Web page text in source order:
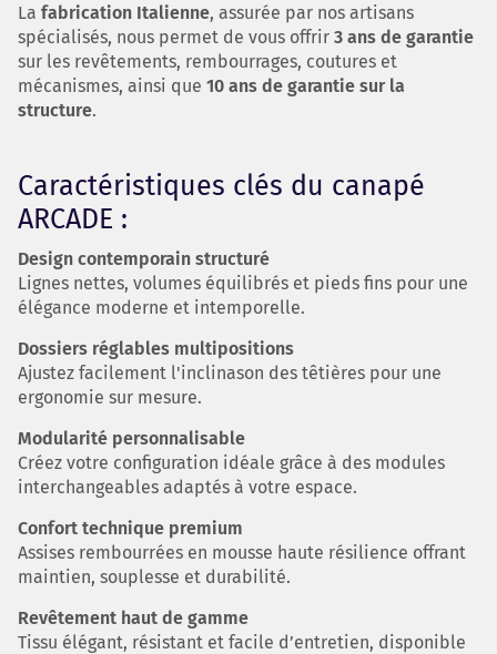
La fabrication Italienne, assurée par nos artisans
spécialisés, nous permet de vous offrir 3 ans de garantie
sur les revêtements, rembourrages, coutures et
mécanismes, ainsi que 10 ans de garantie sur la
structure.
Caractéristiques clés du canapé
ARCADE :
Design contemporain structuré
Lignes nettes, volumes équilibrés et pieds fins pour une
élégance moderne et intemporelle.
Dossiers réglables multipositions
Ajustez facilement l'inclinason des têtières pour une
ergonomie sur mesure.
Modularité personnalisable
Créez votre configuration idéale grâce à des modules
interchangeables adaptés à votre espace.
Confort technique premium
Assises rembourrées en mousse haute résilience offrant
maintien, souplesse et durabilité.
Revêtement haut de gamme
Tissu élégant, résistant et facile d’entretien, disponible